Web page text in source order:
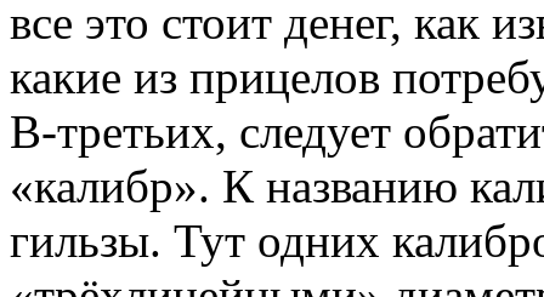
все это стоит денег, как
какие из прицелов
В-третьих, следует
«калибр». К названию
гильзы. Тут одних